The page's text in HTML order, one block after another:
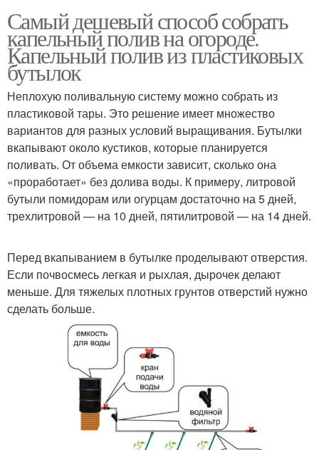
Самый дешевый способ собрать
капельный полив на огороде.
Капельный полив из пластиковых
бутылок
Неплохую поливальную систему можно собрать из
пластиковой тары. Это решение имеет множество
вариантов для разных условий выращивания. Бутылки
вкапывают около кустиков, которые планируется
поливать. От объема емкости зависит, сколько она
«проработает» без долива воды. К примеру, литровой
бутыли помидорам или огурцам достаточно на 5 дней,
трехлитровой — на 10 дней, пятилитровой — на 14 дней.
Перед вкапыванием в бутылке проделывают отверстия.
Если почвосмесь легкая и рыхлая, дырочек делают
меньше. Для тяжелых плотных грунтов отверстий нужно
сделать больше.